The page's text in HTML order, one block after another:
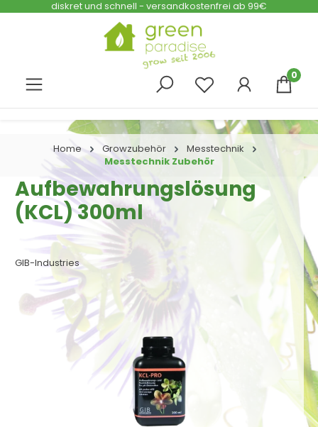
Zum Hauptinhalt springen
diskret und schnell - versandkostenfrei ab 99€
0
Home Growzubehör
Messtechnik
Messtechnik Zubehör
Aufbewahrungslösung
(KCL) 300ml
GIB-Industries
Bildergalerie überspringen